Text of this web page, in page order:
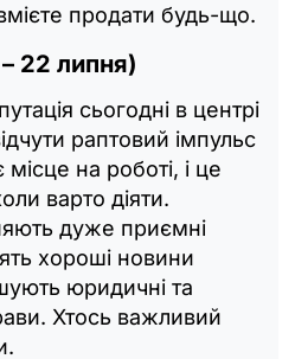
продати будь-що.
22 липня)
сьогодні в центрі
раптовий імпульс
на роботі, і це
варто діяти.
дуже приємні
хороші новини
юридичні та
Хтось важливий